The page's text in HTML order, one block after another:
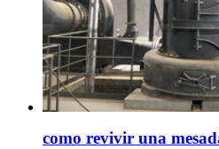
como revivir una